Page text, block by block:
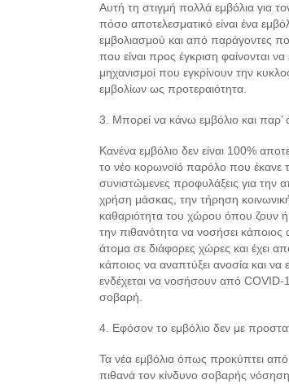
Αυτή τη στιγμή πολλά εμβόλια για
πόσο αποτελεσματικό είναι ένα
εμβολιασμού και από παράγοντες
που είναι προς έγκριση φαίνονται να
μηχανισμοί που εγκρίνουν την
εμβολίων ως προτεραιότητα.
3. Μπορεί να κάνω εμβόλιο και
Κανένα εμβόλιο δεν είναι 100%
το νέο κορωνοϊό παρόλο που έκανε
συνιστώμενες προφυλάξεις για την
χρήση μάσκας, την τήρηση
καθαριότητα του χώρου όπου ζουν ή
την πιθανότητα να νοσήσει
άτομα σε διάφορες χώρες και έχει
κάποιος να αναπτύξει ανοσία και
ενδέχεται να νοσήσουν από COVID-
σοβαρή.
4. Εφόσον το εμβόλιο δεν με
Τα νέα εμβόλια όπως προκύπτει από
πιθανά τον κίνδυνο σοβαρής